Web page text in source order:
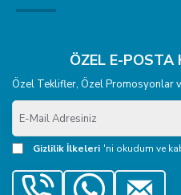
ÖZEL E-POSTA
Özel Teklifler, Özel Promosyonlar
E-
Mail
Adresiniz
Gizlilik İlkeleri 'ni okudum ve